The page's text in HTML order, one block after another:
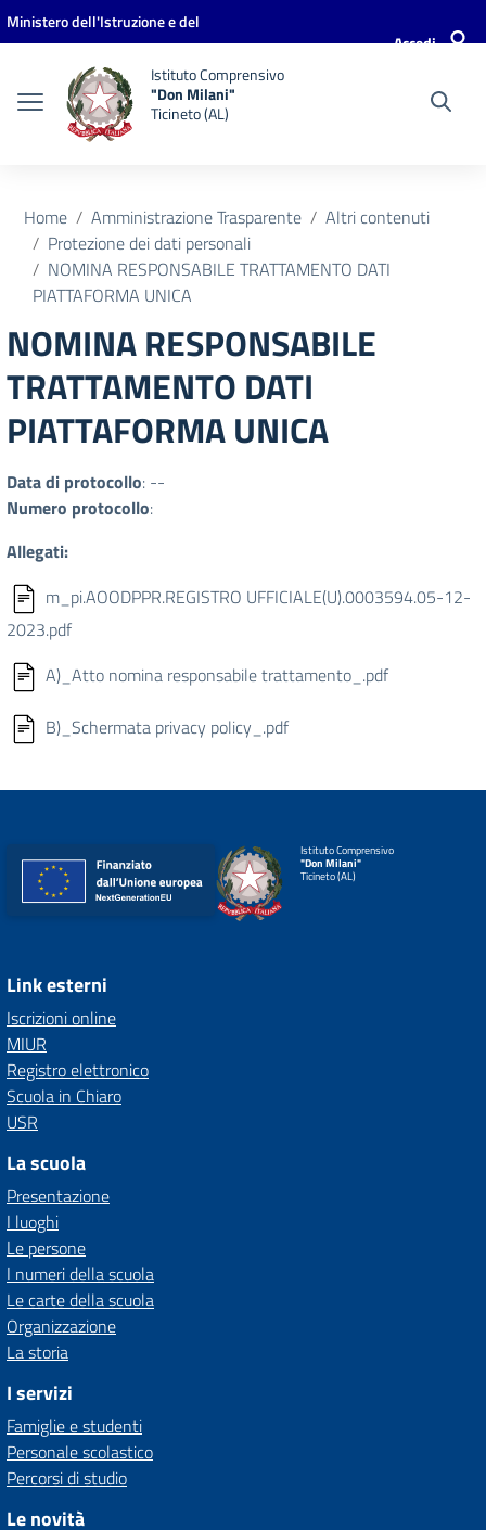
Vai ai contenuti
Vai al menu di navigazione
Vai al footer
Ministero dell'Istruzione e del
Accedi
Istituto Comprensivo
"Don Milani"
Ticineto (AL)
Home Amministrazione Trasparente
Altri contenuti
Protezione dei dati personali
NOMINA RESPONSABILE TRATTAMENTO DATI
PIATTAFORMA UNICA
NOMINA RESPONSABILE
TRATTAMENTO DATI
PIATTAFORMA UNICA
Data di protocollo: --
Numero protocollo:
Allegati:
m_pi.AOODPPR.REGISTRO UFFICIALE(U).0003594.05-12-
2023.pdf
A)_Atto nomina responsabile trattamento_.pdf
B)_Schermata privacy policy_.pdf
Istituto Comprensivo
"Don Milani"
Ticineto (AL)
Link esterni
Iscrizioni online
MIUR
Registro elettronico
Scuola in Chiaro
USR
La scuola
Presentazione
I luoghi
Le persone
I numeri della scuola
Le carte della scuola
Organizzazione
La storia
I servizi
Famiglie e studenti
Personale scolastico
Percorsi di studio
Le novità